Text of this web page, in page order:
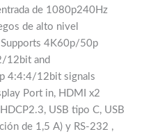
de 1080p240Hz
de alto nivel
4K60p/50p
12bit and
4:4:4/12bit signals
Port in, HDMI x2
USB tipo C, USB
de 1,5 A) y RS-232 ,